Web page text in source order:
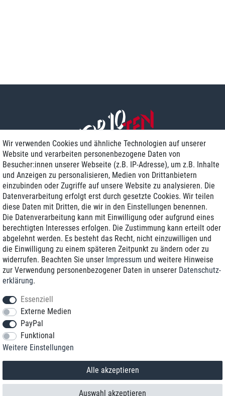
Zustellung am nächsten Werktag
Günstiger Versand
Generalüberholt mit Garantie
+49 8989 96160*
*Sie erreichen uns zum Ortstarif von Montag bis Freitag von 9 Uhr - 18 Uhr.
© 2018 TOP TEN Computervertrieb GmbH
Wir verwenden Cookies und ähnliche Technologien auf unserer
Website und verarbeiten personenbezogene Daten von
Besucher:innen unserer Webseite (z.B. IP-Adresse), um z.B. Inhalte
und Anzeigen zu personalisieren, Medien von Drittanbietern
einzubinden oder Zugriffe auf unsere Website zu analysieren. Die
Datenverarbeitung erfolgt erst durch gesetzte Cookies. Wir teilen
diese Daten mit Dritten, die wir in den Einstellungen benennen.
Die Datenverarbeitung kann mit Einwilligung oder aufgrund eines
berechtigten Interesses erfolgen. Die Zustimmung kann erteilt oder
abgelehnt werden. Es besteht das Recht, nicht einzuwilligen und
die Einwilligung zu einem späteren Zeitpunkt zu ändern oder zu
widerrufen. Beachten Sie unser Impressum und weitere Hinweise
zur Verwendung personenbezogener Daten in unserer Daten­schutz­
erklärung.
Essenziell
Externe Medien
PayPal
Funktional
Weitere Einstellungen
Alle akzeptieren
Auswahl akzeptieren